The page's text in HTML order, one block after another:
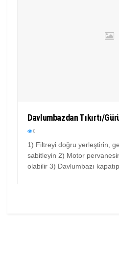
Davlumbazdan Tıkırtı/
0
1) Filtreyi doğru yerleştirin,
sabitleyin 2) Motor
olabilir 3) Davlumbazı